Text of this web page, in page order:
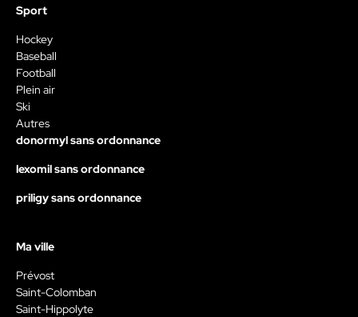
Sport
Hockey
Baseball
Football
Plein air
Ski
Autres
donormyl sans ordonnance
lexomil sans ordonnance
priligy sans ordonnance
Ma ville
Prévost
Saint-Colomban
Saint-Hippolyte